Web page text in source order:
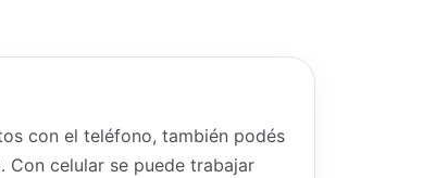
con el teléfono, también podés
celular se puede trabajar